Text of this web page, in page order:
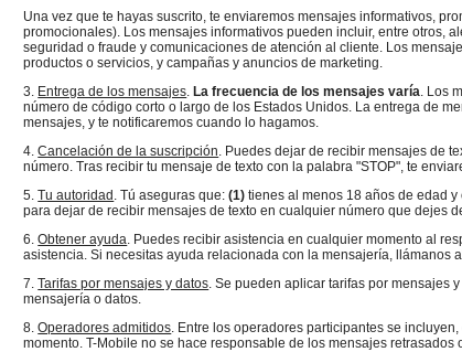
Una vez que te hayas suscrito, te enviaremos mensajes informativos,
promocionales). Los mensajes informativos pueden incluir, entre otros,
seguridad o fraude y comunicaciones de atención al cliente. Los
productos o servicios, y campañas y anuncios de marketing.
3. Entrega de los mensajes.La frecuencia de los mensajes varía. Los
número de código corto o largo de los Estados Unidos. La entrega de
mensajes, y te notificaremos cuando lo hagamos.
4.Cancelación de la suscripción. Puedes dejar de recibir mensajes de
número.​​​​​​​ Tras recibir tu mensaje de texto con la palabra "STOP", te
5.Tu autoridad. Tú aseguras que:(1) tienes al menos 18 años de edad
para dejar de recibir mensajes de texto en cualquier número que dejes
6.Obtener ayuda. Puedes recibir asistencia en cualquier momento al
asistencia. Si necesitas ayuda relacionada con la mensajería, llámanos
7.Tarifas por mensajes y datos. Se pueden aplicar tarifas por mensajes
mensajería o datos.
8.Operadores admitidos. Entre los operadores participantes se
momento. T-Mobile no se hace responsable de los mensajes retrasados